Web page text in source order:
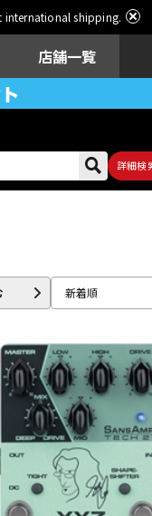
international shipping.
店舗一覧
詳細検
アンプ
配信/ラ
機器
新着順